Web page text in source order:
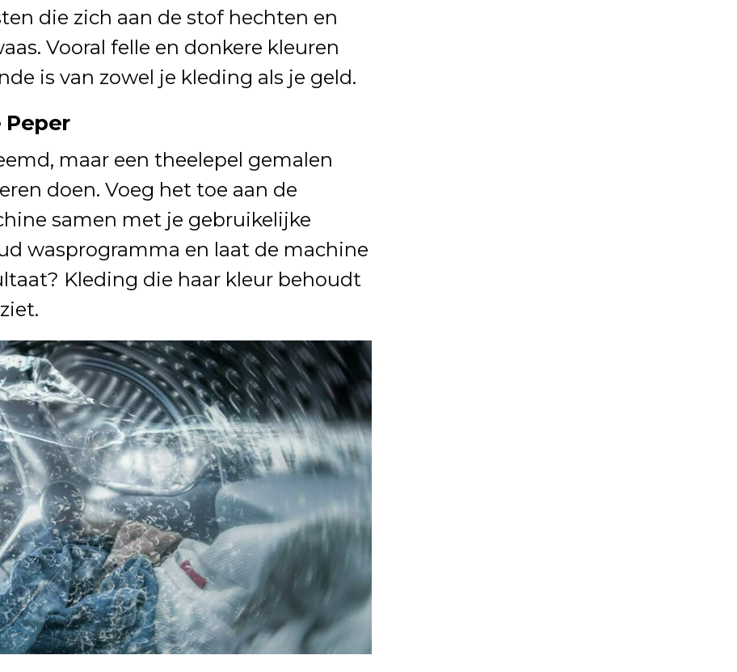
die zich aan de stof hechten en
Vooral felle en donkere kleuren
is van zowel je kleding als je geld.
Peper
maar een theelepel gemalen
doen. Voeg het toe aan de
samen met je gebruikelijke
wasprogramma en laat de machine
Kleding die haar kleur behoudt